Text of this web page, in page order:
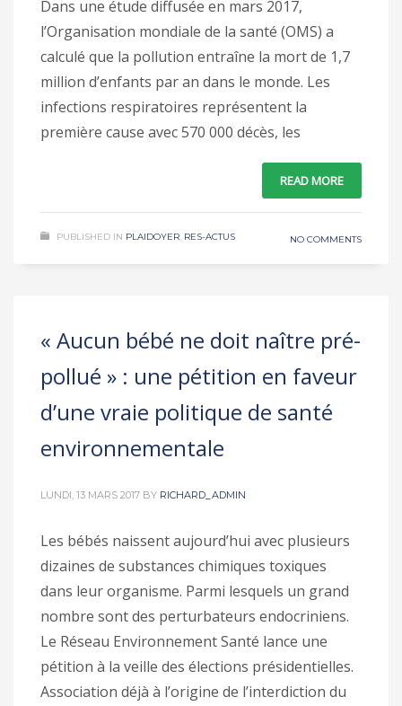
Dans une étude diffusée en mars 2017,
l’Organisation mondiale de la santé (OMS) a
calculé que la pollution entraîne la mort de 1,7
million d’enfants par an dans le monde. Les
infections respiratoires représentent la
première cause avec 570 000 décès, les
READ MORE
PUBLISHED IN PLAIDOYER, RES-ACTUS NO COMMENTS
« Aucun bébé ne doit naître pré-
pollué » : une pétition en faveur
d’une vraie politique de santé
environnementale
LUNDI, 13 MARS 2017 BY RICHARD_ADMIN
Les bébés naissent aujourd’hui avec plusieurs
dizaines de substances chimiques toxiques
dans leur organisme. Parmi lesquels un grand
nombre sont des perturbateurs endocriniens.
Le Réseau Environnement Santé lance une
pétition à la veille des élections présidentielles.
Association déjà à l’origine de l’interdiction du